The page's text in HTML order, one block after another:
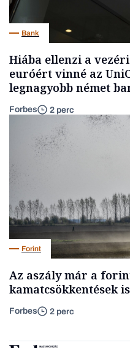
Bank
Hiába ellenzi a
euróért vinné az
legnagyobb német
Forbes 2 perc
Forint
Az aszály már a
kamatcsökkentések
Forbes 2 perc